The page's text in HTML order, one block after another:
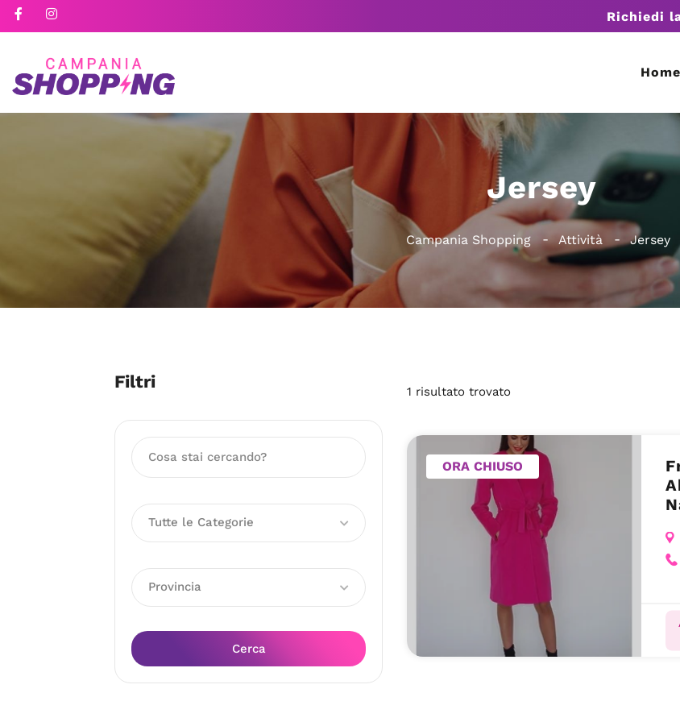
Richiedi
Home
Jersey
Campania Shopping Attività Jersey
Filtri
Tutte le Categorie
Provincia
Cerca
1 risultato trovato
ORA CHIUSO